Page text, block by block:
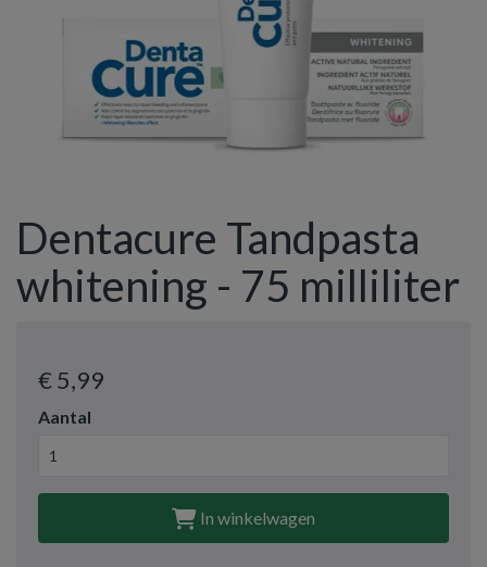
Dentacure Tandpasta
whitening - 75 milliliter
€ 5,99
Aantal
In winkelwagen